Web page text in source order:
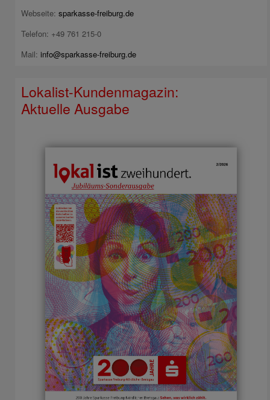
Webseite: sparkasse-freiburg.de
Telefon: +49 761 215-0
Mail: info@sparkasse-freiburg.de
Lokalist-Kundenmagazin:
Aktuelle Ausgabe